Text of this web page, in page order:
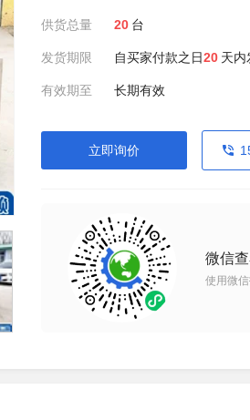
供货总量 20 台
发货期限 自买家付款之日20 天内
有效期至 长期有效
立即询价
微信
使用微